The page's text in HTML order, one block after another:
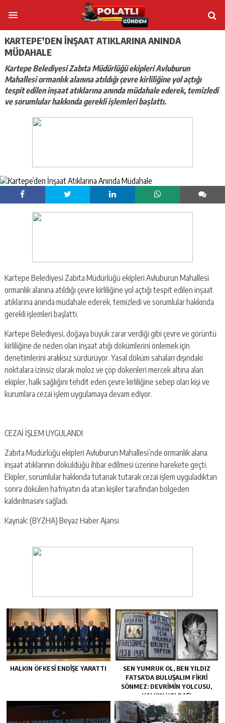
KARTEPE’DEN İNŞAAT ATIKLARINA ANINDA
MÜDAHALE
Kartepe Belediyesi Zabıta Müdürlüğü ekipleri Avluburun
Mahallesi ormanlık alanına atıldığı çevre kirliliğine yol açtığı
tespit edilen inşaat atıklarına anında müdahale ederek, temizledi
ve sorumlular hakkında gerekli işlemleri başlattı.
Kartepe Belediyesi Zabıta Müdürlüğü ekipleri Avluburun Mahallesi
ormanlık alanına atıldığı çevre kirliliğine yol açtığı tespit edilen inşaat
atıklarına anında müdahale ederek, temizledi ve sorumlular hakkında
gerekli işlemleri başlattı.
Kartepe Belediyesi, doğaya büyük zarar verdiği gibi çevre ve görüntü
kirliliğine de neden olan inşaat atığı dökümlerini önlemek için
denetimlerini aralıksız sürdürüyor. Yasal döküm sahaları dışındaki
noktalara izinsiz olarak moloz ve çöp dökenleri mercek altına alan
ekipler, halk sağlığını tehdit eden çevre kirliliğine sebep olan kişi ve
kurumlara cezai işlem uygulamaya devam ediyor.
CEZAİ İŞLEM UYGULANDI
Zabıta Müdürlüğü ekipleri Avluburun Mahallesi’nde ormanlık alana
inşaat atıklarının döküldüğü ihbar edilmesi üzerine harekete geçti.
Ekipler, sorumlular hakkında tutanak tutarak cezai işlem uyguladıktan
sonra dökülen hafriyatın da atan kişiler tarafından bölgeden
kaldırılmasını sağladı.
Kaynak: (BYZHA) Beyaz Haber Ajansı
HALKIN ÖFKESI ENDIŞE YARATTI
SEN YUMRUK OL, BEN YILDIZ
FATSA’DA BULUŞALIM FIKRI
SÖNMEZ: DEVRIMIN YOLCUSU,
HALKIN YOLDAŞI